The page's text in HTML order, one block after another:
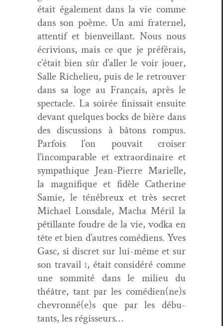
était égale­ment dans la vie comme
dans son poème. Un ami frater­nel,
atten­tif et bien­veil­lant. Nous nous
écriv­ions, mais ce que je préférais,
c’était bien sûr d’aller le voir jouer,
Salle Riche­lieu, puis de le retrou­ver
dans sa loge au Français, après le
spec­ta­cle. La soirée finis­sait ensuite
devant quelques bocks de bière dans
des dis­cus­sions à bâtons rom­pus.
Par­fois l’on pou­vait crois­er
l’incomparable et extra­or­di­naire et
sym­pa­thique Jean-Pierre Marielle,
la mag­nifique et fidèle Cather­ine
Samie, le ténébreux et très secret
Michael Lons­dale, Macha Méril la
pétil­lante foudre de la vie, vod­ka en
tête et bien d’autres comé­di­ens. Yves
Gasc, si dis­cret sur lui-même et sur
son tra­vail 1, était con­sid­éré comme
une som­mité dans le milieu du
théâtre, tant par les comédien(ne)s
chevronné(e)s que par les débu­
tants, les régisseurs…